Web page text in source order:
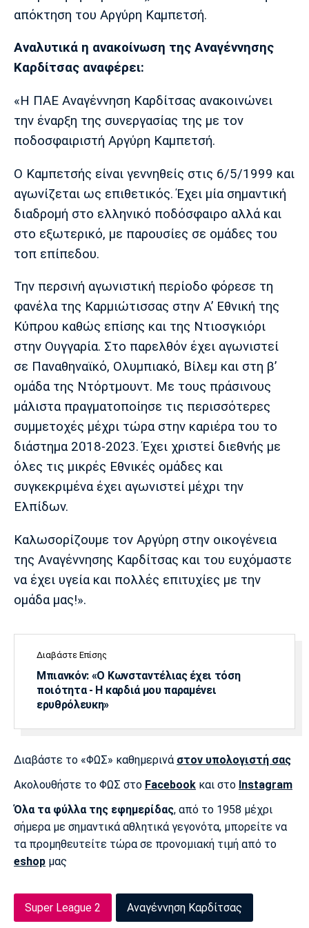
Cine Spot
Running
Media
Παρασκήνιο
Ιωνικός Κηφισιά Πανσερραϊκός
Μάντσεστερ
Τσέλσι Άρσεναλ
Λίβερπουλ
Μάντσεστερ
Σίτι
Μπάγερν
Μπορούσια
Ντόρτμουντ
Παρί Σεν
Ζερμέν
Μονακό
Ερυθρός
Αστέρας
Τότεναμ
Πόρτο Μπενφίκα
απόκτηση του Αργύρη Καμπετσή.
Αναλυτικά η ανακοίνωση της Αναγέννησης
Καρδίτσας αναφέρει:
«Η ΠΑΕ Αναγέννηση Καρδίτσας ανακοινώνει
την έναρξη της συνεργασίας της με τον
ποδοσφαιριστή Αργύρη Καμπετσή.
Ο Καμπετσής είναι γεννηθείς στις 6/5/1999 και
αγωνίζεται ως επιθετικός. Έχει μία σημαντική
διαδρομή στο ελληνικό ποδόσφαιρο αλλά και
στο εξωτερικό, με παρουσίες σε ομάδες του
τοπ επίπεδου.
Την περσινή αγωνιστική περίοδο φόρεσε τη
φανέλα της Καρμιώτισσας στην Α’ Εθνική της
Κύπρου καθώς επίσης και της Ντιοσγκιόρι
στην Ουγγαρία. Στο παρελθόν έχει αγωνιστεί
σε Παναθηναϊκό, Ολυμπιακό, Βίλεμ και στη β’
ομάδα της Ντόρτμουντ. Με τους πράσινους
μάλιστα πραγματοποίησε τις περισσότερες
συμμετοχές μέχρι τώρα στην καριέρα του το
διάστημα 2018-2023. Έχει χριστεί διεθνής με
όλες τις μικρές Εθνικές ομάδες και
συγκεκριμένα έχει αγωνιστεί μέχρι την
Ελπίδων.
Καλωσορίζουμε τον Αργύρη στην οικογένεια
της Αναγέννησης Καρδίτσας και του ευχόμαστε
να έχει υγεία και πολλές επιτυχίες με την
ομάδα μας!».
Διαβάστε Επίσης
Μπιανκόν: «Ο Κωνσταντέλιας έχει τόση
ποιότητα - Η καρδιά μου παραμένει
ερυθρόλευκη»
Διαβάστε το «ΦΩΣ» καθημερινά στον υπολογιστή σας
Ακολουθήστε το ΦΩΣ στο Facebook και στο Instagram
Όλα τα φύλλα της εφημερίδας, από το 1958 μέχρι
σήμερα με σημαντικά αθλητικά γεγονότα, μπορείτε να
τα προμηθευτείτε τώρα σε προνομιακή τιμή από το
eshop μας
Super League 2 Αναγέννηση Καρδίτσας